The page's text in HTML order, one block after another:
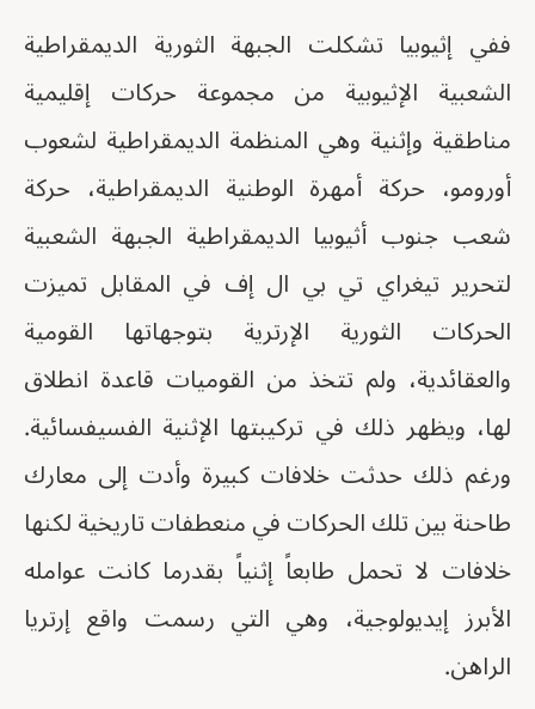
ففي إثيوبيا تشكلت الجبهة الثورية الديمقراطية
الشعبية الإثيوبية من مجموعة حركات إقليمية
مناطقية وإثنية وهي المنظمة الديمقراطية لشعوب
أورومو، حركة أمهرة الوطنية الديمقراطية، حركة
شعب جنوب أثيوبيا الديمقراطية الجبهة الشعبية
لتحرير تيغراي تي بي ال إف في المقابل تميزت
الحركات الثورية الإرترية بتوجهاتها القومية
والعقائدية، ولم تتخذ من القوميات قاعدة انطلاق
لها، ويظهر ذلك في تركيبتها الإثنية الفسيفسائية.
ورغم ذلك حدثت خلافات كبيرة وأدت إلى معارك
طاحنة بين تلك الحركات في منعطفات تاريخية لكنها
خلافات لا تحمل طابعاً إثنياً بقدرما كانت عوامله
الأبرز إيديولوجية، وهي التي رسمت واقع إرتريا
الراهن.